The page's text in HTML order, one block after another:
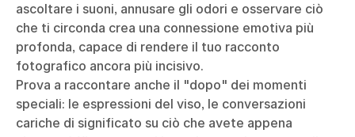
ascoltare i suoni, annusare gli odori e osservare ciò
che ti circonda crea una connessione emotiva più
profonda, capace di rendere il tuo racconto
fotografico ancora più incisivo.
Prova a raccontare anche il "dopo" dei momenti
speciali: le espressioni del viso, le conversazioni
cariche di significato su ciò che avete appena